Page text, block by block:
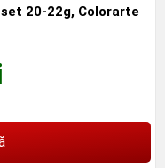
20-22g, Colorarte